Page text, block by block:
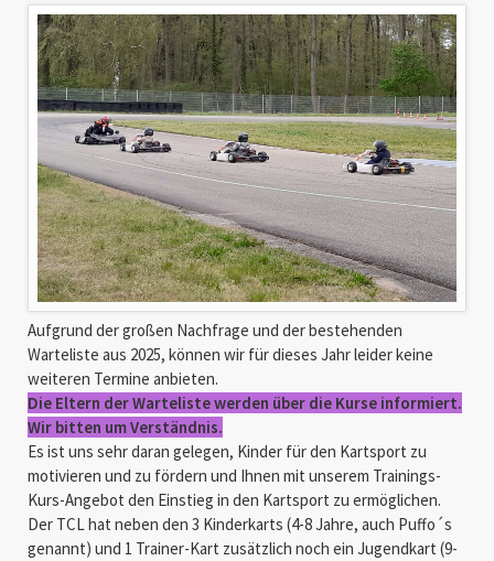
Aufgrund der großen Nachfrage und der bestehenden
Warteliste aus 2025, können wir für dieses Jahr leider keine
weiteren Termine anbieten.
Die Eltern der Warteliste werden über die Kurse informiert.
Wir bitten um Verständnis.
Es ist uns sehr daran gelegen, Kinder für den Kartsport zu
motivieren und zu fördern und Ihnen mit unserem Trainings-
Kurs-Angebot den Einstieg in den Kartsport zu ermöglichen.
Der TCL hat neben den 3 Kinderkarts (4-8 Jahre, auch Puffo´s
genannt) und 1 Trainer-Kart zusätzlich noch ein Jugendkart (9-